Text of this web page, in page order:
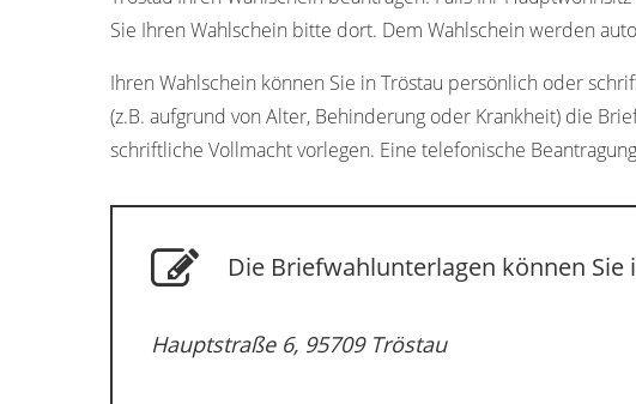
Sie Ihren Wahlschein bitte dort. Dem Wahlschein werden
Ihren Wahlschein können Sie in Tröstau persönlich oder
(z.B. aufgrund von Alter, Behinderung oder Krankheit) die
schriftliche Vollmacht vorlegen. Eine telefonische
Die Briefwahlunterlagen können
Hauptstraße 6, 95709 Tröstau